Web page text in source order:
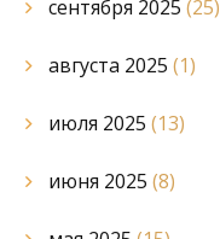
сентября 2025 (25)
августа 2025 (1)
июля 2025 (13)
июня 2025 (8)